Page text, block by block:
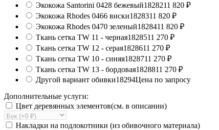
Экокожа Santorini 0428 бежевый1828211 820 ₽
Экокожа Rhodes 0466 виски1828311 820 ₽
Экокожа Rhodes 0470 зеленый1828411 820 ₽
Ткань сетка TW 11 - черная1828511 270 ₽
Ткань сетка TW 12 - серая1828611 270 ₽
Ткань сетка TW 10 - синяя1828711 270 ₽
Ткань сетка TW 13 - бордовая1828811 270 ₽
Другой вариант обивки18294Цена по запросу
Дополнительные услуги:
Цвет деревянных элементов(см. в описании)
Накладки на подлокотники (из обивочного материала)